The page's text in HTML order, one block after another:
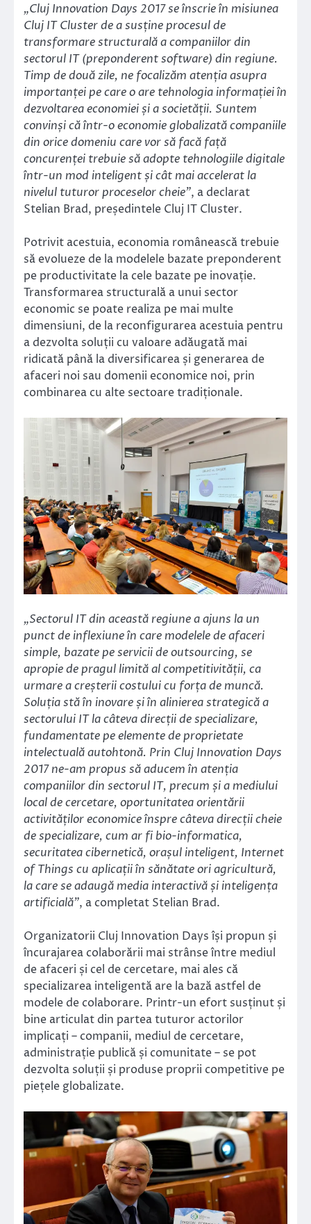
„Cluj Innovation Days 2017 se înscrie în misiunea
Cluj IT Cluster de a susține procesul de
transformare structurală a companiilor din
sectorul IT (preponderent software) din regiune.
Timp de două zile, ne focalizăm atenția asupra
importanței pe care o are tehnologia informației în
dezvoltarea economiei și a societății. Suntem
convinși că într-o economie globalizată companiile
din orice domeniu care vor să facă față
concurenței trebuie să adopte tehnologiile digitale
într-un mod inteligent și cât mai accelerat la
nivelul tuturor proceselor cheie”, a declarat
Stelian Brad, președintele Cluj IT Cluster.
Potrivit acestuia, economia românească trebuie
să evolueze de la modelele bazate preponderent
pe productivitate la cele bazate pe inovație.
Transformarea structurală a unui sector
economic se poate realiza pe mai multe
dimensiuni, de la reconfigurarea acestuia pentru
a dezvolta soluții cu valoare adăugată mai
ridicată până la diversificarea și generarea de
afaceri noi sau domenii economice noi, prin
combinarea cu alte sectoare tradiționale.
„Sectorul IT din această regiune a ajuns la un
punct de inflexiune în care modelele de afaceri
simple, bazate pe servicii de outsourcing, se
apropie de pragul limită al competitivității, ca
urmare a creșterii costului cu forța de muncă.
Soluția stă în inovare și în alinierea strategică a
sectorului IT la câteva direcții de specializare,
fundamentate pe elemente de proprietate
intelectuală autohtonă. Prin Cluj Innovation Days
2017 ne-am propus să aducem în atenția
companiilor din sectorul IT, precum și a mediului
local de cercetare, oportunitatea orientării
activităților economice înspre câteva direcții cheie
de specializare, cum ar fi bio-informatica,
securitatea cibernetică, orașul inteligent, Internet
of Things cu aplicații în sănătate ori agricultură,
la care se adaugă media interactivă și inteligența
artificială”, a completat Stelian Brad.
Organizatorii Cluj Innovation Days își propun și
încurajarea colaborării mai strânse între mediul
de afaceri și cel de cercetare, mai ales că
specializarea inteligentă are la bază astfel de
modele de colaborare. Printr-un efort susținut și
bine articulat din partea tuturor actorilor
implicați – companii, mediul de cercetare,
administrație publică și comunitate – se pot
dezvolta soluții și produse proprii competitive pe
piețele globalizate.